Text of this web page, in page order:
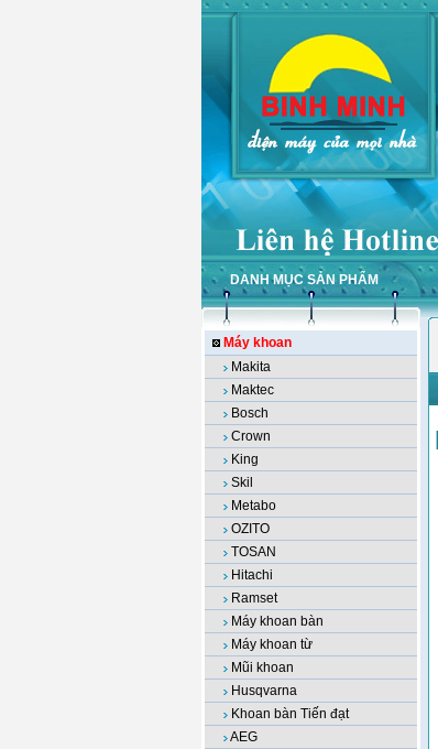
DANH MỤC SẢN PHẨM
Máy khoan
Makita
Maktec
Bosch
Crown
King
Skil
Metabo
OZITO
TOSAN
Hitachi
Ramset
Máy khoan bàn
Máy khoan từ
Mũi khoan
Husqvarna
Khoan bàn Tiến đạt
AEG